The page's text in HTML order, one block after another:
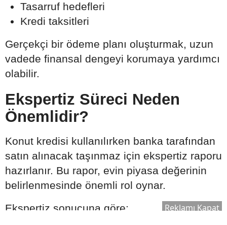
Tasarruf hedefleri
Kredi taksitleri
Gerçekçi bir ödeme planı oluşturmak, uzun
vadede finansal dengeyi korumaya yardımcı
olabilir.
Ekspertiz Süreci Neden
Önemlidir?
Konut kredisi kullanılırken banka tarafından
satın alınacak taşınmaz için ekspertiz raporu
hazırlanır. Bu rapor, evin piyasa değerinin
belirlenmesinde önemli rol oynar.
Ekspertiz sonucuna göre:
Reklamı Kapat